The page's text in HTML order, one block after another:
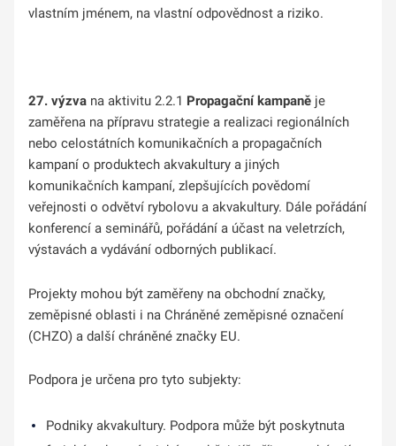
vlastním jménem, na vlastní odpovědnost a riziko.
27. výzva na aktivitu 2.2.1 Propagační kampaně je
zaměřena na přípravu strategie a realizaci regionálních
nebo celostátních komunikačních a propagačních
kampaní o produktech akvakultury a jiných
komunikačních kampaní, zlepšujících povědomí
veřejnosti o odvětví rybolovu a akvakultury. Dále pořádání
konferencí a seminářů, pořádání a účast na veletrzích,
výstavách a vydávání odborných publikací.
Projekty mohou být zaměřeny na obchodní značky,
zeměpisné oblasti i na Chráněné zeměpisné označení
(CHZO) a další chráněné značky EU.
Podpora je určena pro tyto subjekty:
Podniky akvakultury. Podpora může být poskytnuta